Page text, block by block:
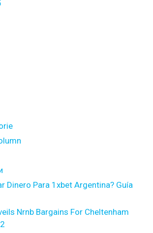
Dinero Para 1xbet Argentina? Guía
Nrnb Bargains For Cheltenham